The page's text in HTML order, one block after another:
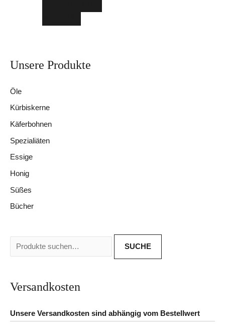
auf.
Die
auf
Unsere Produkte
Öle
Kürbiskerne
Käferbohnen
Spezialiäten
Essige
Honig
Süßes
Bücher
c
h
e
n
SUCHE
Versandkosten
Unsere Versandkosten sind abhängig vom Bestellwert